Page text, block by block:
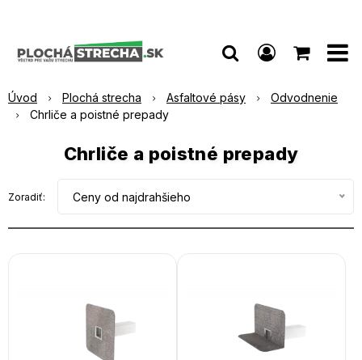
Úvod Plochá strecha Asfaltové pásy
Odvodnenie
Chrliče a poistné prepady
Chrliče a poistné prepady
Zoradiť: Ceny od najdrahšieho